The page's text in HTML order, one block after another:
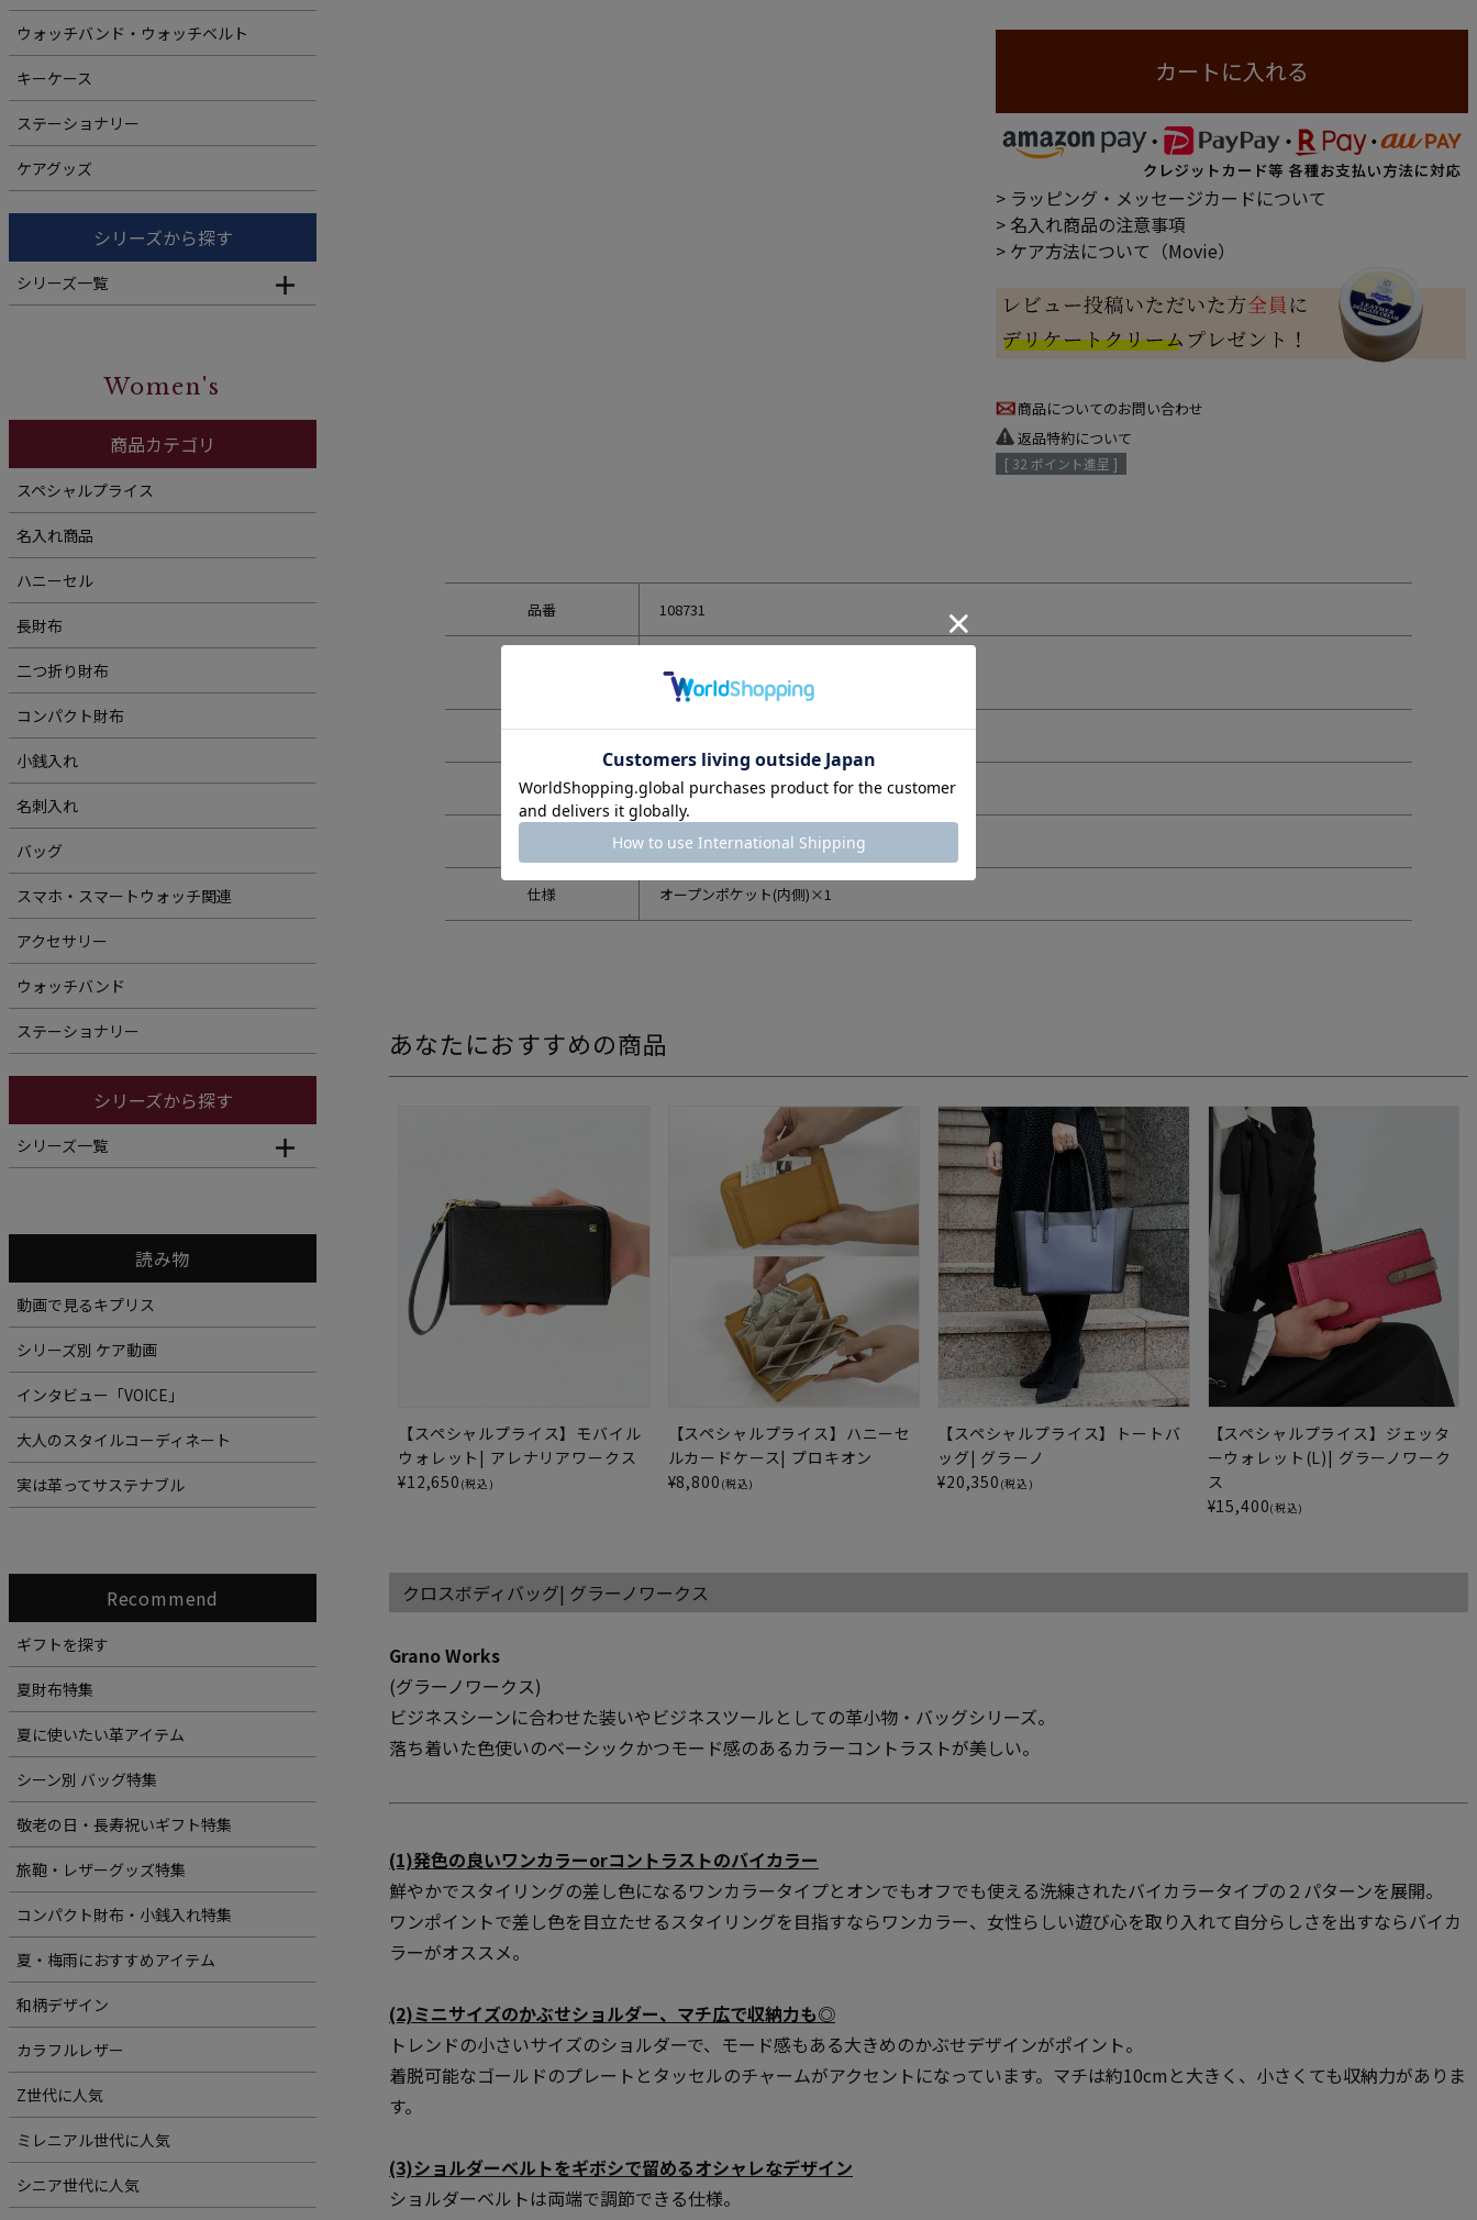
ウォッチバンド・ウォッチベルト
キーケース
ステーショナリー
ケアグッズ
シリーズから探す
シリーズ一覧
Women's
商品カテゴリ
スペシャルプライス
名入れ商品
ハニーセル
長財布
二つ折り財布
コンパクト財布
小銭入れ
名刺入れ
バッグ
スマホ・スマートウォッチ関連
アクセサリー
ウォッチバンド
ステーショナリー
シリーズから探す
シリーズ一覧
読み物
動画で見るキプリス
シリーズ別 ケア動画
インタビュー「VOICE」
大人のスタイルコーディネート
実は革ってサステナブル
Recommend
ギフトを探す
夏財布特集
夏に使いたい革アイテム
シーン別 バッグ特集
敬老の日・長寿祝いギフト特集
旅鞄・レザーグッズ特集
コンパクト財布・小銭入れ特集
夏・梅雨におすすめアイテム
和柄デザイン
カラフルレザー
Z世代に人気
ミレニアル世代に人気
シニア世代に人気
カートに入れる
> ラッピング・メッセージカードについて
> 名入れ商品の注意事項
> ケア方法について（Movie）
商品についてのお問い合わせ
返品特約について
[ 32 ポイント進呈 ]
品番 108731
裏地：レーヨン・牛革
サイズ W205×H150×D10mm ※おおよそのサイズです
重さ 380g
日本
仕様 オープンポケット(内側)×1
あなたにおすすめの商品
【スペシャルプライス】モバイル
ウォレット| アレナリアワークス
¥12,650 (税込)
【スペシャルプライス】ハニーセ
ルカードケース| プロキオン
¥8,800 (税込)
【スペシャルプライス】トートバ
ッグ| グラーノ
¥20,350 (税込)
【スペシャルプライス】ジェッタ
ーウォレット(L)| グラーノワーク
ス
¥15,400(税込)
クロスボディバッグ| グラーノワークス
Grano Works
(グラーノワークス)
ビジネスシーンに合わせた装いやビジネスツールとしての革小物・バッグシリーズ。
落ち着いた色使いのベーシックかつモード感のあるカラーコントラストが美しい。
(1)発色の良いワンカラーorコントラストのバイカラー
鮮やかでスタイリングの差し色になるワンカラータイプとオンでもオフでも使える洗練されたバイカラータイプの２パターンを展開。
ワンポイントで差し色を目立たせるスタイリングを目指すならワンカラー、女性らしい遊び心を取り入れて自分らしさを出すならバイカ
ラーがオススメ。
(2)ミニサイズのかぶせショルダー、マチ広で収納力も◎
トレンドの小さいサイズのショルダーで、モード感もある大きめのかぶせデザインがポイント。
着脱可能なゴールドのプレートとタッセルのチャームがアクセントになっています。マチは約10cmと大きく、小さくても収納力がありま
す。
(3)ショルダーベルトをギボシで留めるオシャレなデザイン
ショルダーベルトは両端で調節できる仕様。